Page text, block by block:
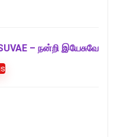
– நன்றி இயேசுவே